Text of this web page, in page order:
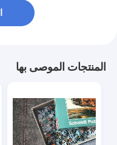
المنتجات الموصى بها